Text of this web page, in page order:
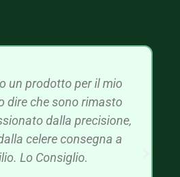
un prodotto per il mio
dire che sono rimasto
dalla precisione,
celere consegna a
Lo Consiglio.